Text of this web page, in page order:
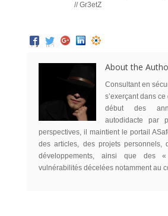
// Gr3etZ
About the
Consultant en
s’exerçant dans
début des
autodidacte par
perspectives, il maintient le portail
des articles, des projets personnels,
développements, ainsi que des
vulnérabilités décelées notamment au